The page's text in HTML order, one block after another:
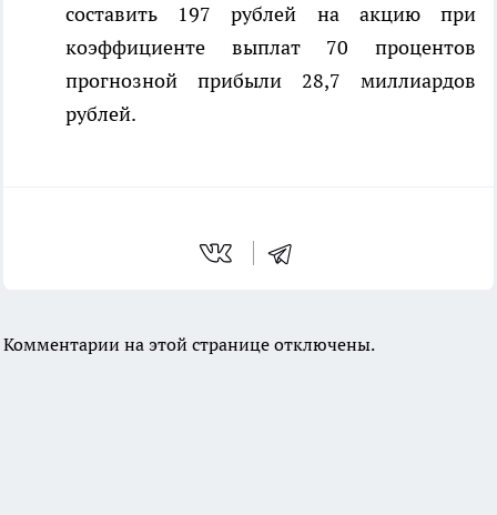
составить 197 рублей на акцию при
коэффициенте выплат 70 процентов
прогнозной прибыли 28,7 миллиардов
рублей.
Комментарии на этой странице отключены.